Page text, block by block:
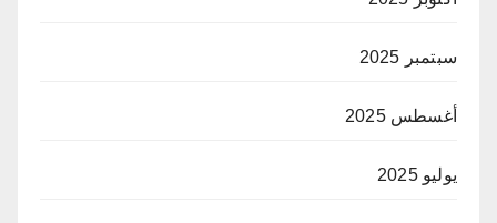
سبتمبر 2025
أغسطس 2025
يوليو 2025